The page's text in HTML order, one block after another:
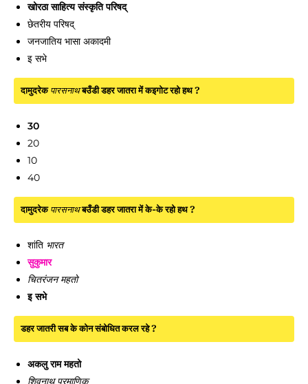
खोरठा साहित्य संस्कृति परिषद्
छेतरीय परिषद्
जनजातिय भासा अकादमी
इ सभे
दामुदरेक पारसनाथबउँडी डहर जातरा में कइगोट रहो हथ ?
30
20
10
40
दामुदरेक पारसनाथबउँडी डहर जातरा में के-के रहो हथ ?
शांति भारत
सुकुमार
चितरंजन महतो
इ सभे
डहर जातरी सब के कोन संबोधित करल रहे ?
अकलु राम महतो
शिवनाथ प्रमाणिक